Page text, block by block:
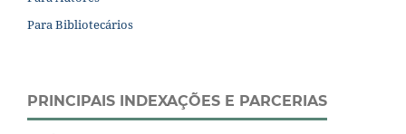
Para Bibliotecários
PRINCIPAIS INDEXAÇÕES E PARCERIAS